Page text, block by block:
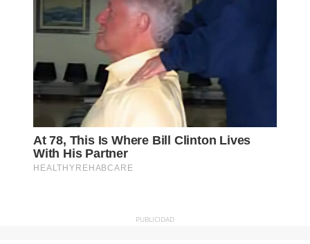
PUBLICIDAD